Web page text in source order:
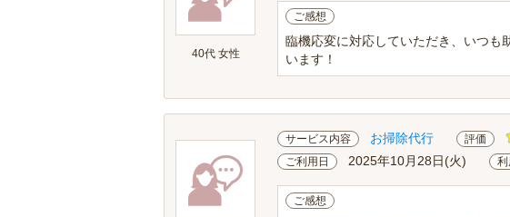
40代 女性
ご感想
臨機応変に対応していただき、いつも
います！
サービス内容 お掃除代行 評価
ご利用日 2025年10月28日(火) 利
ご感想